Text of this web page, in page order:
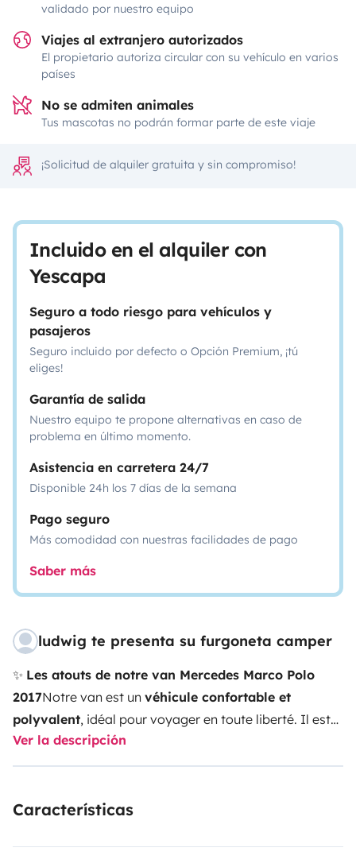
validado por nuestro equipo
Viajes al extranjero autorizados
El propietario autoriza circular con su vehículo en varios
países
No se admiten animales
Tus mascotas no podrán formar parte de este viaje
¡Solicitud de alquiler gratuita y sin compromiso!
Incluido en el alquiler con
Yescapa
Seguro a todo riesgo para vehículos y
pasajeros
Seguro incluido por defecto o Opción Premium, ¡tú
eliges!
Garantía de salida
Nuestro equipo te propone alternativas en caso de
problema en último momento.
Asistencia en carretera 24/7
Disponible 24h los 7 días de la semana
Pago seguro
Más comodidad con nuestras facilidades de pago
Saber más
ludwig te presenta su furgoneta camper
✨ Les atouts de notre van Mercedes Marco Polo
2017Notre van est un véhicule confortable et
polyvalent, idéal pour voyager en toute liberté. Il est
entrès bon état, régulièrement entretenu et prêt à
partir pour de nouvelles aventures.🚐Équipements et
(banquette convertible) et lit double en haut (toit
Ver la descripción
Características